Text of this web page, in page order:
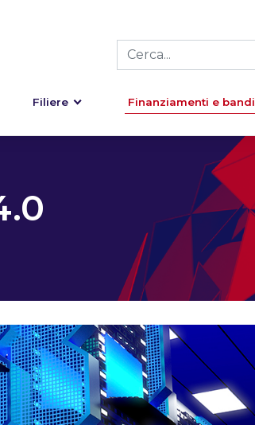
Filiere Finanziamenti e bandi